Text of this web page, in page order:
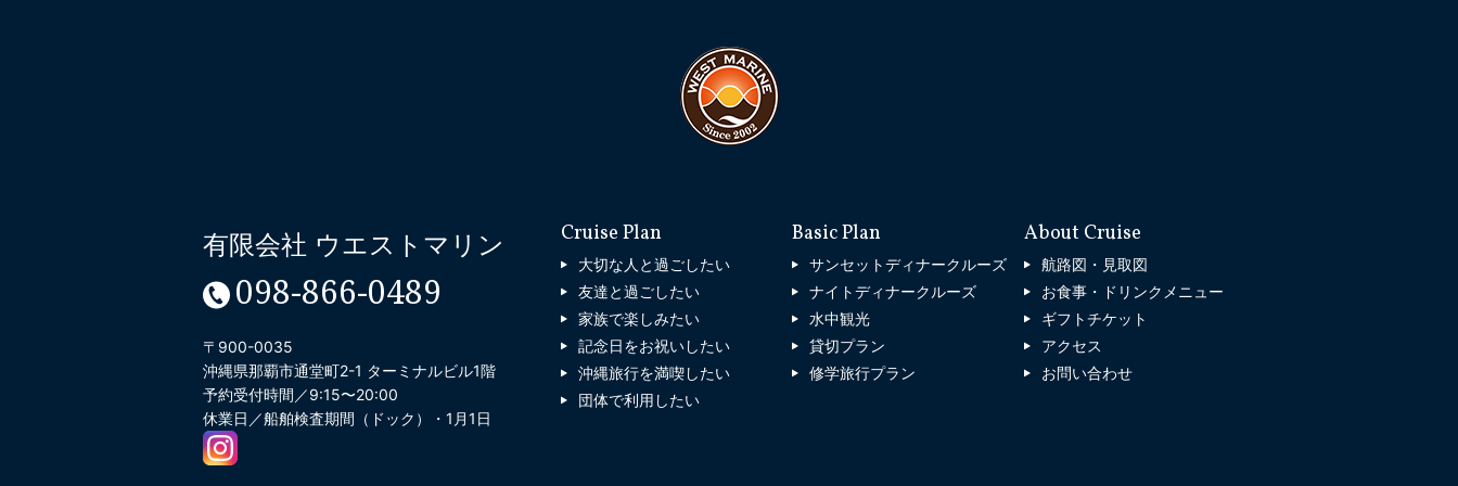
有限会社 ウエストマリン
098-866-0489
〒900-0035
沖縄県那覇市通堂町2-1 ターミナルビル1階
予約受付時間／9:15〜20:00
休業日／船舶検査期間（ドック）・1月1日
Cruise Plan
大切な人と過ごしたい
友達と過ごしたい
家族で楽しみたい
記念日をお祝いしたい
沖縄旅行を満喫したい
団体で利用したい
Basic Plan
サンセットディナークルーズ
ナイトディナークルーズ
水中観光
貸切プラン
修学旅行プラン
About Cruise
航路図・見取図
お食事・ドリンクメニュー
ギフトチケット
アクセス
お問い合わせ